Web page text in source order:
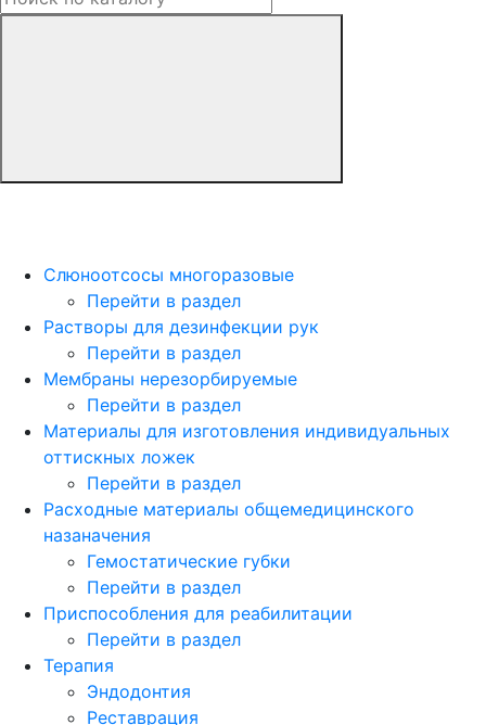
Слюноотсосы многоразовые
Перейти в раздел
Растворы для дезинфекции рук
Перейти в раздел
Мембраны нерезорбируемые
Перейти в раздел
Материалы для изготовления индивидуальных
оттискных ложек
Перейти в раздел
Расходные материалы общемедицинского
назаначения
Гемостатические губки
Перейти в раздел
Приспособления для реабилитации
Перейти в раздел
Терапия
Эндодонтия
Реставрация